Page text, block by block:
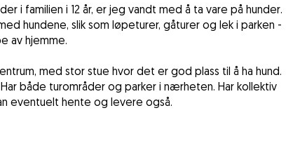
i familien i 12 år, er jeg vandt med å ta vare på hunder.
hundene, slik som løpeturer, gåturer og lek i parken -
av hjemme.
med stor stue hvor det er god plass til å ha hund.
både turområder og parker i nærheten. Har kollektiv
eventuelt hente og levere også.